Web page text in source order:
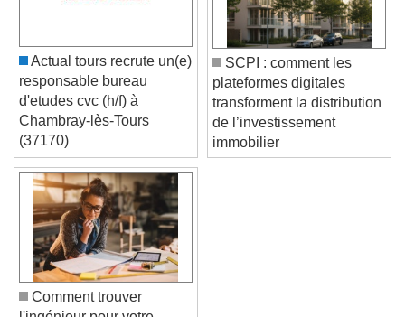
Caption Area Background
Color Opacity
Font Size
Text Edge Style
Font Family
Reset
Done
Close Modal Dialog
Actual tours recrute un(e)
responsable bureau
d'etudes cvc (h/f) à
Chambray-lès-Tours
(37170)
SCPI : comment les
plateformes digitales
transforment la distribution
de l’investissement
immobilier
Comment trouver